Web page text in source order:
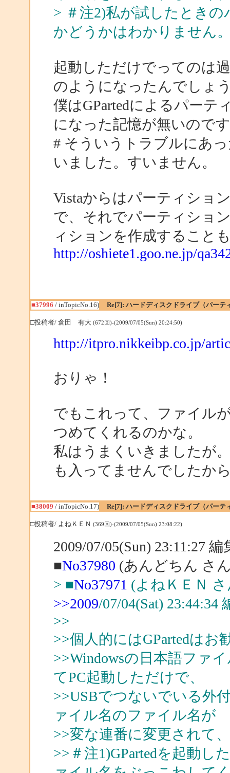
> ＃注2)私が試したとき
かどうかはわかりません
起動しただけでってのは
のようになったんでしょ
僕はGPartedによるパー
になった記憶が無いので
# そういうトラブルにあ
いました。すいません。
Vistaからはパーティショ
で、それでパーティショ
ィションを作成すること
http://oshiete1.goo.ne.jp/
■37996 / inTopicNo.16) Re[7]: ハードディスクドライブ（パー
□投稿者/ 倉田 有大 (672回)-(2009/07/05(Sun) 20:24:50)
http://itpro.nikkeibp.co.jp/
おりゃ！
でもこれって、ファイル
つめてくれるのかな。
私はうまくいきましたが
も入ってませんでしたか
■38009 / inTopicNo.17) Re[7]: ハードディスクドライブ（パー
□投稿者/ よねＫＥＮ (369回)-(2009/07/05(Sun) 23:08:22)
2009/07/05(Sun) 23:11:27
■No37980 (あんどちん さ
> ■No37971 (よねＫＥＮ
>>2009/07/04(Sat) 23:44:34
>>
>>個人的にはGPartedはお
>>Windowsの日本語ファ
てPC起動しただけで、
>>USBでつないでいる外
ァイル名のファイル名が
>>変な連番に変更されて
>>＃注1)GPartedを起動し